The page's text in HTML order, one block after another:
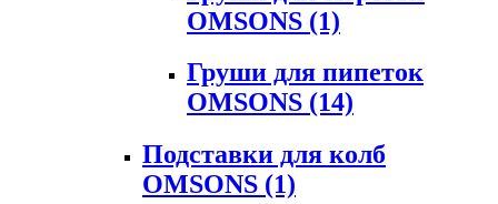
OMSONS (1)
Груши для пипеток
OMSONS (14)
Подставки для колб
OMSONS (1)